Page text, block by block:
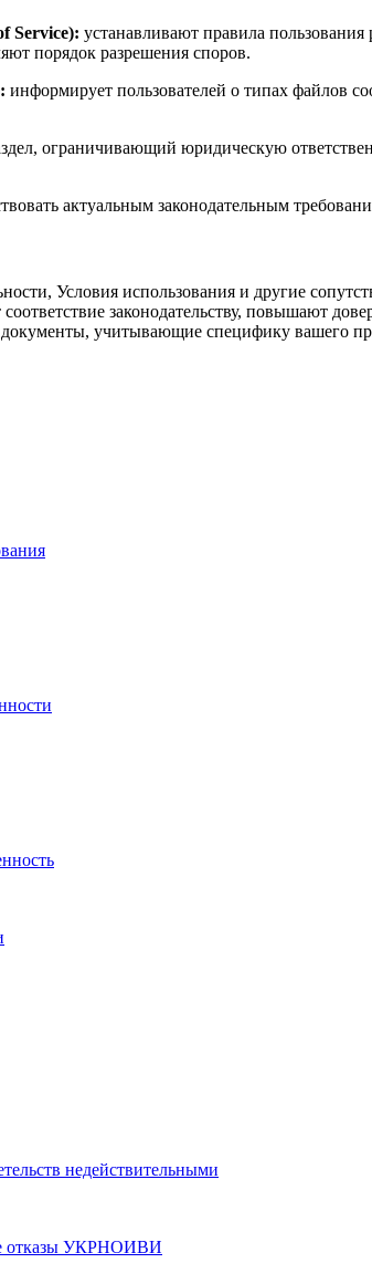
Service): устанавливают правила
порядок разрешения споров.
информирует пользователей о типах файлов
ограничивающий юридическую
актуальным законодательным
Условия использования и другие
законодательству, повышают
учитывающие специфику вашего
недействительными
отказы УКРНОИВИ